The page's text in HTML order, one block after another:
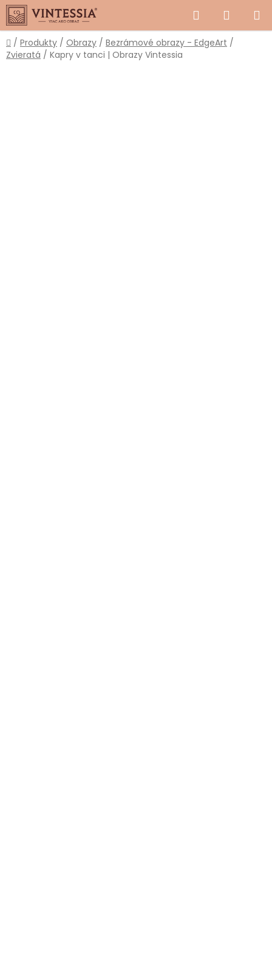
Prejsť
na
obsah
Hľadať
KOŠÍK
Domov
/ Produkty / Obrazy / Bezrámové obrazy - EdgeArt /
Zvieratá / Kapry v tanci | Obrazy Vintessia